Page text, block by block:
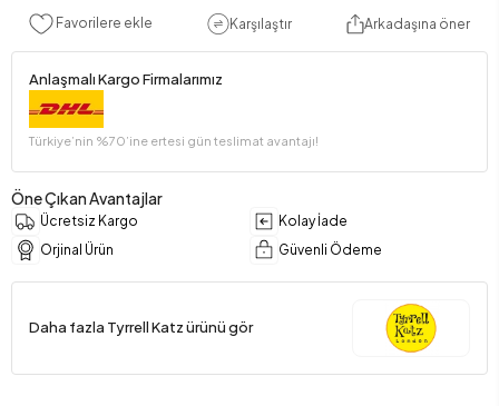
Favorilere ekle Karşılaştır Arkadaşına öner
Anlaşmalı Kargo Firmalarımız
Türkiye’nin %70’ine ertesi gün teslimat avantajı!
Öne Çıkan Avantajlar
Ücretsiz Kargo
Kolay İade
Orjinal Ürün
Güvenli Ödeme
Daha fazla Tyrrell Katz ürünü gör